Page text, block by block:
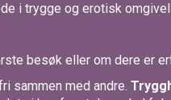
i trygge og erotisk
besøk eller om dere er
sammen med andre.